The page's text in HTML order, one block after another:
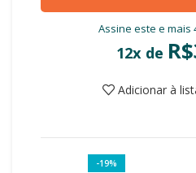
Assine este e mais
12x de R$
Adicionar à
-19%